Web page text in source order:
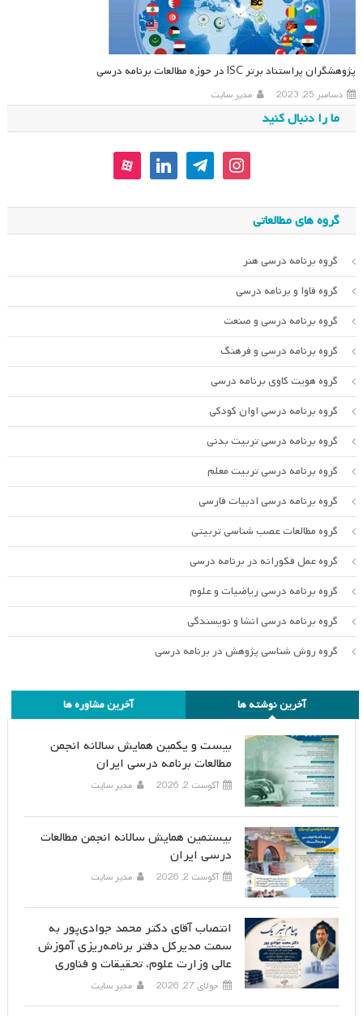
پژوهشگران پراستناد برتر ISC در حوزه مطالعات برنامه‌ درسی
دسامبر 25, 2023 مدیر سایت
ما را دنبال کنید
instagram
telegram
linkedin
aparat
گروه های مطالعاتی
گروه برنامه درسی هنر
گروه فاوا و برنامه درسی
گروه برنامه درسی و صنعت
گروه برنامه درسی و فرهنگ
گروه هویت کاوی برنامه درسی
گروه برنامه درسی اوان کودکی
گروه برنامه درسی تربیت بدنی
گروه برنامه درسی تربیت معلم
گروه برنامه درسی ادبیات فارسی
گروه مطالعات عصب شناسی تربیتی
گروه عمل فکورانه در برنامه درسی
گروه برنامه درسی ریاضیات و علوم
گروه برنامه درسی انشا و نویسندگی
گروه روش شناسی پژوهش در برنامه درسی
آخرین نوشته ها آخرین مشاوره ها
بیست و یکمین همایش سالانه انجمن
مطالعات برنامه درسی ایران
آگوست 2, 2026 مدیر سایت
بیستمین همایش سالانه انجمن مطالعات
درسی ایران
آگوست 2, 2026 مدیر سایت
انتصاب آقای دکتر محمد جوادی‌پور به
سمت مدیرکل دفتر برنامه‌ریزی آموزش
عالی وزارت علوم، تحقیقات و فناوری
جولای 27, 2026 مدیر سایت